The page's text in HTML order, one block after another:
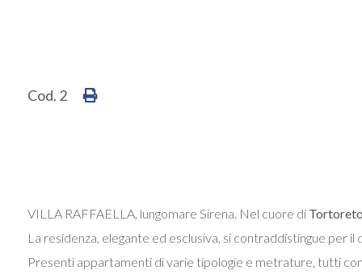
Cod. 2
VILLA RAFFAELLA, lungomare Sirena. Nel cuore di
La residenza, elegante ed esclusiva, si contraddistingue per
Presenti appartamenti di varie tipologie e metrature, tutti